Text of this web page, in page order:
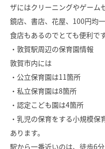
ザにはクリーニングやゲーム
鏡店、書店、花屋、100円均
食店もあるのでとても便利です
・敦賀駅周辺の保育園情報
敦賀市内には
・公立保育園は11箇所
・私立保育園は8箇所
・認定こども園は4箇所
・乳児の保育をする小規模保
あります。
駅から一番近いのは、徒歩6